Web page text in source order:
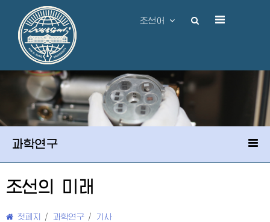
조선어
과학연구
조선의 미래
첫페지 / 과학연구 / 기사